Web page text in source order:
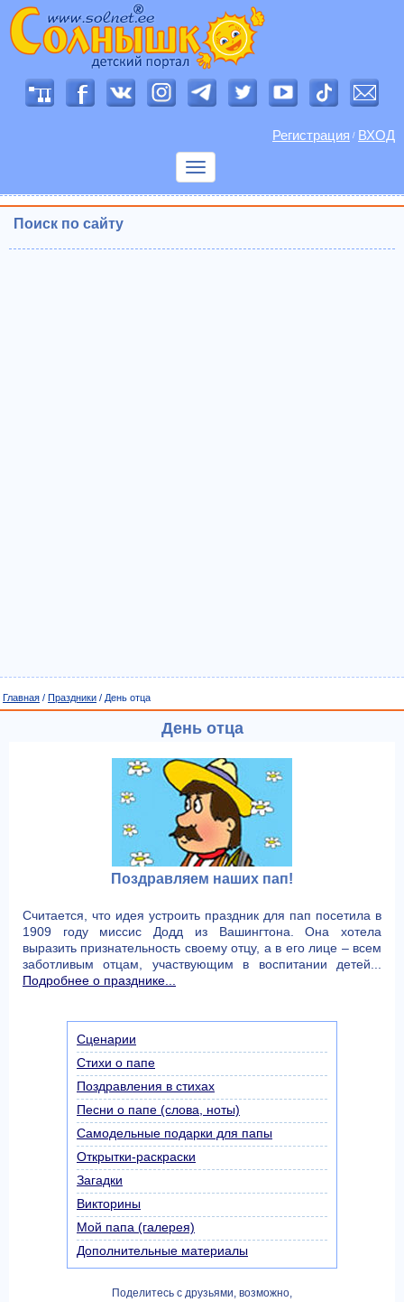
Регистрация / ВХОД
Показать
Поиск по сайту
Главная / Праздники / День отца
День отца
Поздравляем наших пап!
Считается, что идея устроить праздник для пап посетила в
1909 году миссис Додд из Вашингтона. Она хотела
выразить признательность своему отцу, а в его лице – всем
заботливым отцам, участвующим в воспитании детей...
Подробнее о празднике...
Сценарии
Стихи о папе
Поздравления в стихах
Песни о папе (слова, ноты)
Самодельные подарки для папы
Открытки-раскраски
Загадки
Викторины
Мой папа (галерея)
Дополнительные материалы
Поделитесь с друзьями, возможно,